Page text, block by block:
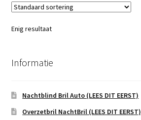
Enig resultaat
Informatie
Nachtblind Bril Auto (LEES DIT EERST)
Overzetbril NachtBril (LEES DIT EERST)